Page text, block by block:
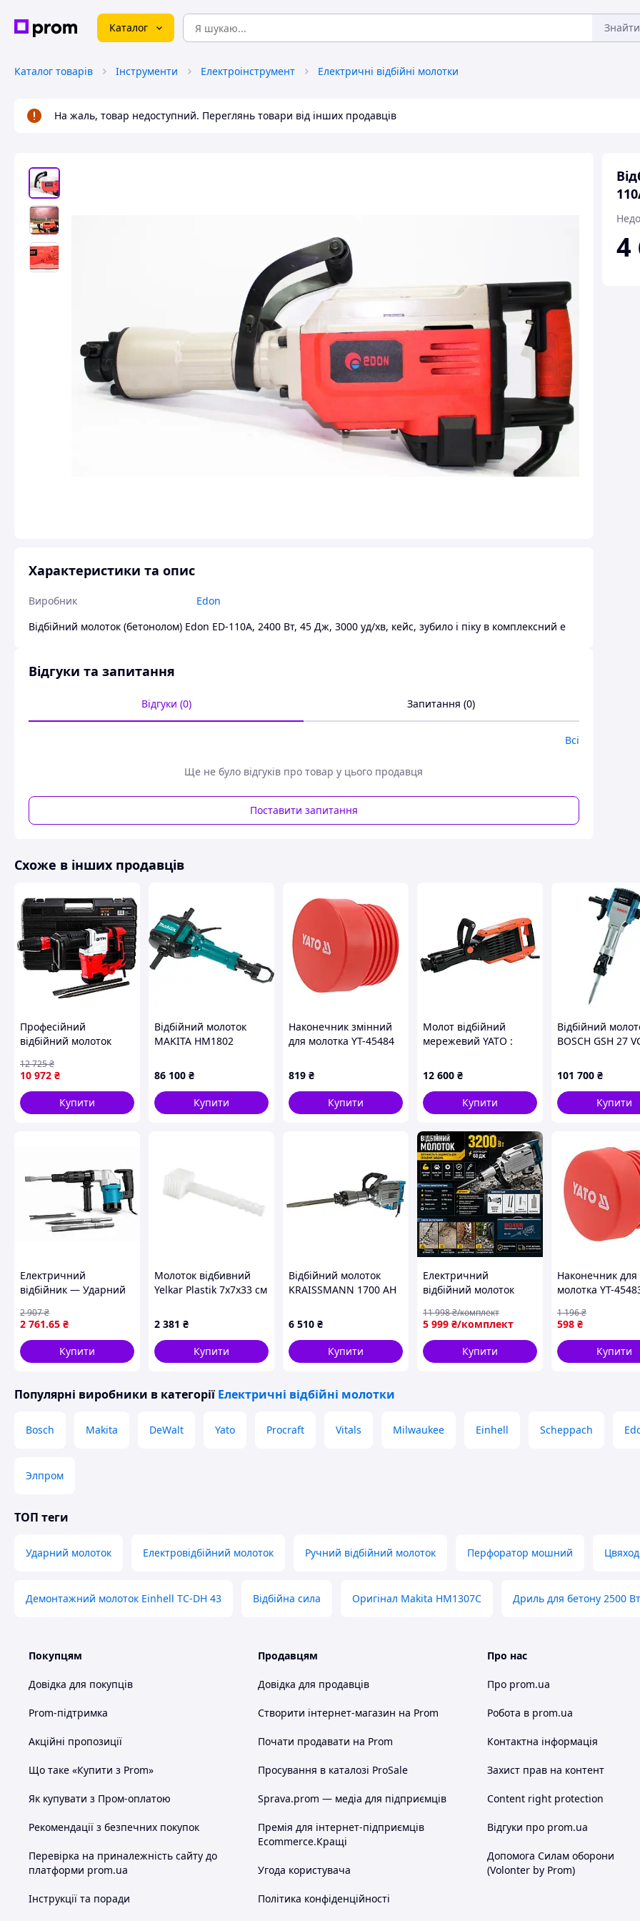
Каталог Знайти
Каталог товарів Інструменти Електроінструмент Електричні відбійні молотки
На жаль, товар недоступний. Переглянь товари від інших продавців
4
Характеристики та опис
Виробник
Edon
Відбійний молоток (бетонолом) Edon ED-110A, 2400 Вт, 45 Дж, 3000 уд/хв, кейс, зубило і піку в комплексний е
Відгуки та запитання
Відгуки (0) Запитання (0)
Всі
Ще не було відгуків про товар у цього продавця
Поставити запитання
Схоже в інших продавців
Професійний
відбійний молоток
1500Вт, 20 Дж, 2000
уд./хв, SDS-Max (3034)
10 972 ₴
12 725₴
Купити
Відбійний молоток
MAKITA HM1802
86 100 ₴
Купити
Наконечник змінний
для молотка YT-45484
високопружного
поліетилену [20]
819 ₴
Купити
Молот відбійний
мережевий YATO :
з оливним
охолодженням; + 2
піки [1/21]
12 600 ₴
Купити
Відбійний
BOSCH GSH 27
101 700 ₴
Купити
Електричний
відбійник — Ударний
відбійний молоток у
кейсі 1000 Вт
2 761.65 ₴
2 907₴
Купити
Молоток відбивний
Yelkar Plastik 7х7х33 cм
YP 1425
2 381 ₴
Купити
Відбійний молоток
KRAISSMANN 1700 AH
6 510 ₴
Купити
Електричний
відбійний молоток
Відбійний молоток для
бетону Молоток
відбійний Мережевий
відбійний
5 999 ₴/комплект
11 998₴/комплект
Купити
Наконечник для
молотка YT-
поліетилену для
роботи з
598 ₴
1 196₴
Купити
Популярні виробники в категорії Електричні відбійні молотки
Bosch Makita DeWalt Yato Procraft Vitals Milwaukee Einhell Scheppach
Элпром
ТОП теги
Ударний молоток Електровідбійний молоток Ручний відбійний молоток Перфоратор мошний
Демонтажний молоток Einhell TC-DH 43 Відбійна сила Оригінал Makita HM1307C Дриль для бетону 2500 Вт
Покупцям
Довідка для покупців
Prom-підтримка
Акційні пропозиції
Що таке «Купити з Prom»
Як купувати з Пром-оплатою
Рекомендації з безпечних покупок
Перевірка на приналежність сайту до
платформи prom.ua
Інструкції та поради
Продавцям
Довідка для продавців
Створити інтернет-магазин на Prom
Почати продавати на Prom
Просування в каталозі ProSale
Sprava.prom — медіа для підприємців
Премія для інтернет-підприємців
Ecommerce.Кращі
Угода користувача
Політика конфіденційності
Про нас
Про prom.ua
Робота в prom.ua
Контактна інформація
Захист прав на контент
Content right protection
Відгуки про prom.ua
Допомога Силам оборони
(Volonter by Prom)